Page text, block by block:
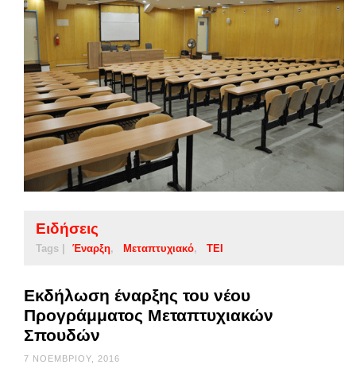
Ειδήσεις
Tags | Έναρξη Μεταπτυχιακό ΤΕΙ
Εκδήλωση έναρξης του νέου
Προγράμματος Μεταπτυχιακών
Σπουδών
7 ΝΟΕΜΒΡΊΟΥ, 2016